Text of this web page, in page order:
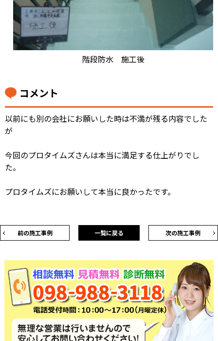
階段防水 施工後
コメント
以前にも別の会社にお願いした時は不満が残る内容でした
が
今回のプロタイムズさんは本当に満足する仕上がりでし
た。
プロタイムズにお願いして本当に良かったです。
前の施工事例 次の施工事例
一覧に戻る